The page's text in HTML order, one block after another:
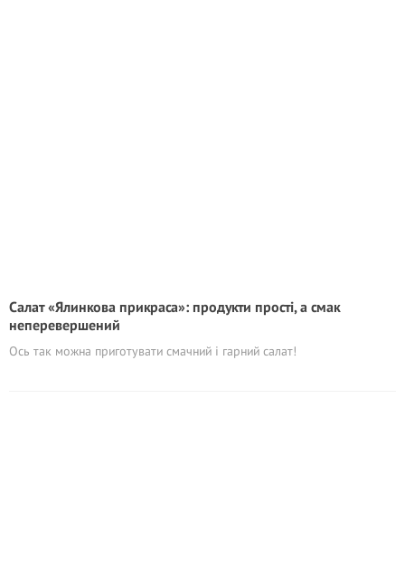
Салат «Ялинкова прикраса»: продукти прості, а смак
неперевершений
Ось так можна приготувати смачний і гарний салат!